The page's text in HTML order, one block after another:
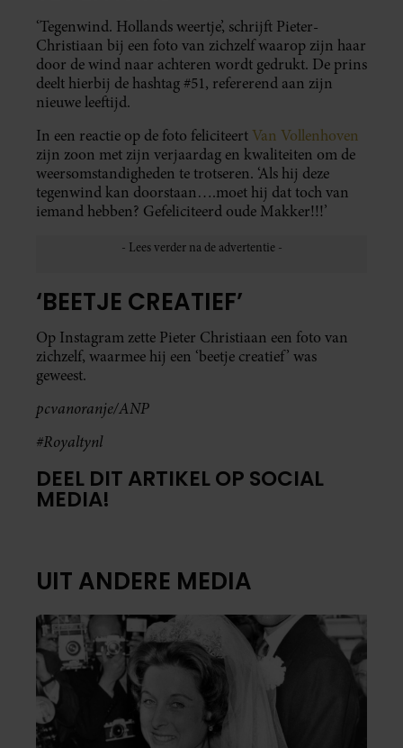
‘Tegenwind. Hollands weertje’, schrijft Pieter-
Christiaan bij een foto van zichzelf waarop zijn haar
door de wind naar achteren wordt gedrukt. De prins
deelt hierbij de hashtag #51, refererend aan zijn
nieuwe leeftijd.
In een reactie op de foto feliciteert Van Vollenhoven
zijn zoon met zijn verjaardag en kwaliteiten om de
weersomstandigheden te trotseren. ‘Als hij deze
tegenwind kan doorstaan….moet hij dat toch van
iemand hebben? Gefeliciteerd oude Makker!!!’
‘BEETJE CREATIEF’
Op Instagram zette Pieter Christiaan een foto van
zichzelf, waarmee hij een ‘beetje creatief’ was
geweest.
pcvanoranje/ANP
#Royaltynl
DEEL DIT ARTIKEL OP SOCIAL
MEDIA!
UIT ANDERE MEDIA